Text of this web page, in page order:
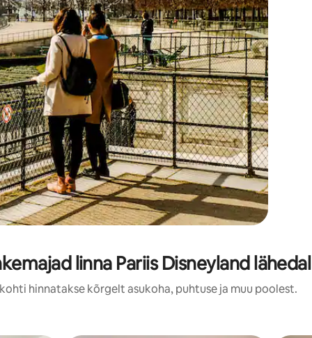
linna Pariis Disneyland lähedal
hinnatakse kõrgelt asukoha, puhtuse ja muu poolest.